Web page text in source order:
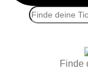
Suchen
Suchen
Tickets kaufen